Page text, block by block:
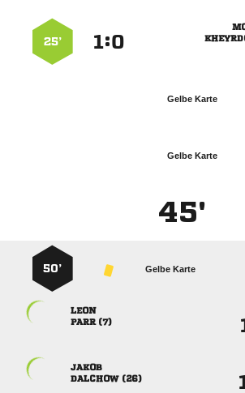
:
25’
Gelbe Karte
Gelbe Karte
45'
Gelbe Karte
50’

 

 